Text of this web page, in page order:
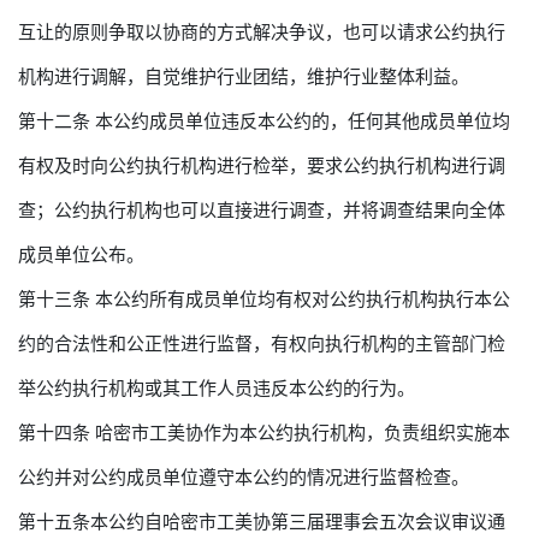
互让的原则争取以协商的方式解决争议，也可以请求公约执行
机构进行调解，自觉维护行业团结，维护行业整体利益。
第十二条 本公约成员单位违反本公约的，任何其他成员单位均
有权及时向公约执行机构进行检举，要求公约执行机构进行调
查；公约执行机构也可以直接进行调查，并将调查结果向全体
成员单位公布。
第十三条 本公约所有成员单位均有权对公约执行机构执行本公
约的合法性和公正性进行监督，有权向执行机构的主管部门检
举公约执行机构或其工作人员违反本公约的行为。
第十四条 哈密市工美协作为本公约执行机构，负责组织实施本
公约并对公约成员单位遵守本公约的情况进行监督检查。
第十五条本公约自哈密市工美协第三届理事会五次会议审议通